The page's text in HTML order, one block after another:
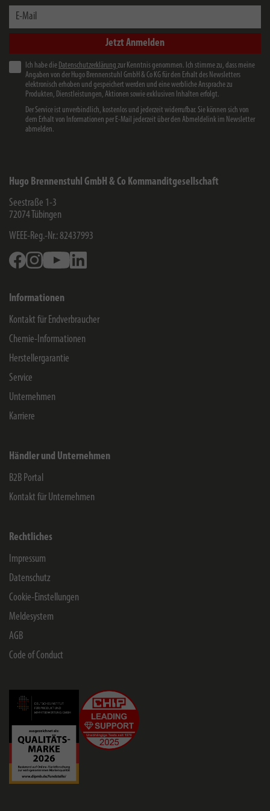
E-Mail
Jetzt Anmelden
Ich habe die Datenschutzerklärung zur Kenntnis genommen. Ich stimme zu, dass meine
Angaben von der Hugo Brennenstuhl GmbH & Co KG für den Erhalt des Newsletters
elektronisch erhoben und gespeichert werden und eine werbliche Ansprache zu
Produkten, Dienstleistungen, Aktionen sowie exklusiven Inhalten erfolgt.
Der Service ist unverbindlich, kostenlos und jederzeit widerrufbar. Sie können sich von
dem Erhalt von Informationen per E-Mail jederzeit über den Abmeldelink im Newsletter
abmelden.
Hugo Brennenstuhl GmbH & Co Kommanditgesellschaft
Seestraße 1-3
72074 Tübingen
WEEE-Reg.-Nr.: 82437993
FacebookInstagramYoutube
Informationen
Kontakt für Endverbraucher
Chemie-Informationen
Herstellergarantie
Service
Unternehmen
Karriere
Händler und Unternehmen
B2B Portal
Kontakt für Unternehmen
Rechtliches
Impressum
Datenschutz
Cookie-Einstellungen
Meldesystem
AGB
Code of Conduct